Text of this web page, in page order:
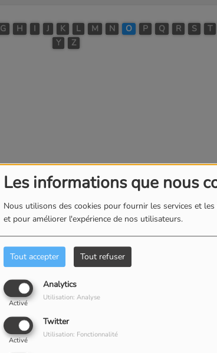
Les informations que nous
Nous utilisons des cookies pour fournir les services et
et pour améliorer l'expérience de nos utilisateurs.
Tout accepter Tout refuser
Analytics
Activé
Utilisation: Analyse
Twitter
Activé
Utilisation: Fonctionnalité
G H I J K L M N O P Q R S T
Y
Z